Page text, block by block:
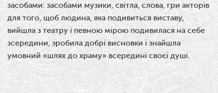
засобами: засобами музики, світла, слова, гри акторів
для того, щоб людина, яка подивиться виставу,
вийшла з театру і певною мірою подивилася на себе
зсередини, зробила добрі висновки і знайшла
умовний «шлях до храму» всередині своєї душі.